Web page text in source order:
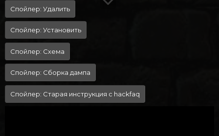
Спойлер: Удалить
Спойлер: Установить
Спойлер: Схема
Спойлер: Сборка дампа
Спойлер: Старая инструкция с hackfaq